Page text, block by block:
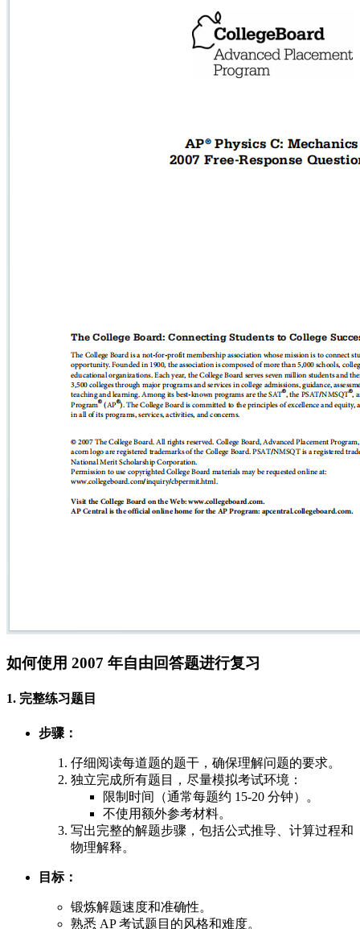
如何使用 2007 年自由回答题进行复习
1. 完整练习题目
步骤：
仔细阅读每道题的题干，确保理解问题的要求。
独立完成所有题目，尽量模拟考试环境：
限制时间（通常每题约 15-20 分钟）。
不使用额外参考材料。
写出完整的解题步骤，包括公式推导、计算过程和
物理解释。
目标：
锻炼解题速度和准确性。
熟悉 AP 考试题目的风格和难度。